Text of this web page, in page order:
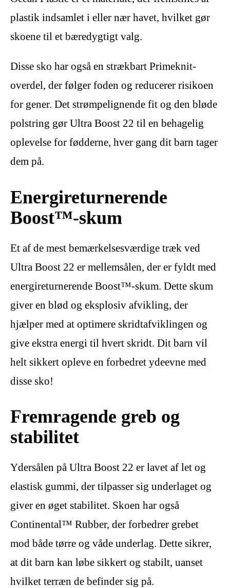
plastik indsamlet i eller nær havet, hvilket gør
skoene til et bæredygtigt valg.
Disse sko har også en strækbart Primeknit-
overdel, der følger foden og reducerer risikoen
for gener. Det strømpelignende fit og den bløde
polstring gør Ultra Boost 22 til en behagelig
oplevelse for fødderne, hver gang dit barn tager
dem på.
Energireturnerende
Boost™-skum
Et af de mest bemærkelsesværdige træk ved
Ultra Boost 22 er mellemsålen, der er fyldt med
energireturnerende Boost™-skum. Dette skum
giver en blød og eksplosiv afvikling, der
hjælper med at optimere skridtafviklingen og
give ekstra energi til hvert skridt. Dit barn vil
helt sikkert opleve en forbedret ydeevne med
disse sko!
Fremragende greb og
stabilitet
Ydersålen på Ultra Boost 22 er lavet af let og
elastisk gummi, der tilpasser sig underlaget og
giver en øget stabilitet. Skoen har også
Continental™ Rubber, der forbedrer grebet
mod både tørre og våde underlag. Dette sikrer,
at dit barn kan løbe sikkert og stabilt, uanset
hvilket terræn de befinder sig på.